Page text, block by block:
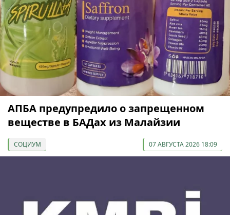
АПБА предупредило о запрещенном
веществе в БАДах из Малайзии
СОЦИУМ 07 АВГУСТА 2026 18:09